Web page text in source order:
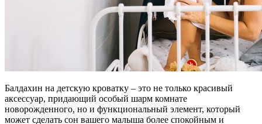
Балдахин на детскую кроватку – это не только красивый
аксессуар, придающий особый шарм комнате
новорожденного, но и функциональный элемент, который
может сделать сон вашего малыша более спокойным и